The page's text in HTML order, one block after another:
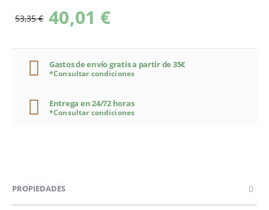
40,01 €
53,35 €
Gastos de envío gratis a partir de 35€
*Consultar condiciones
Entrega en 24/72 horas
*Consultar condiciones
PROPIEDADES